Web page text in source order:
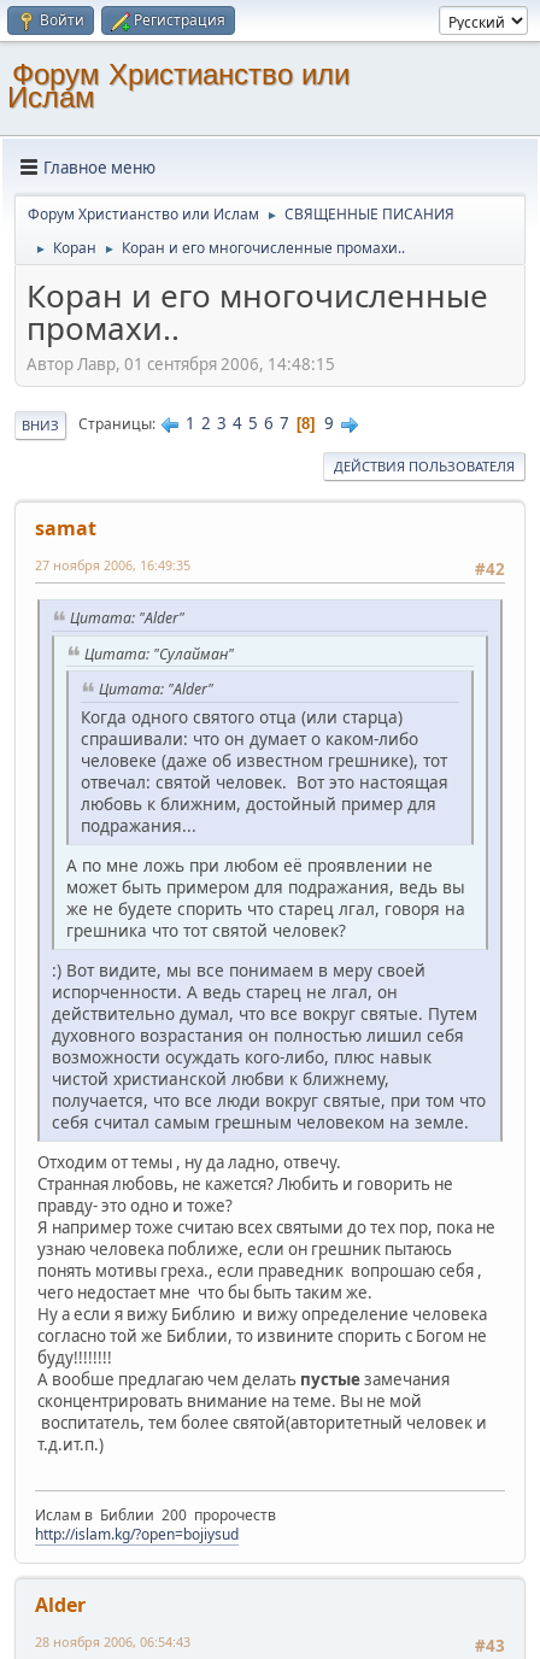
Войти Регистрация
Форум Христианство или
Ислам
Главное меню
Форум Христианство или Ислам ► СВЯЩЕННЫЕ ПИСАНИЯ
► Коран ► Коран и его многочисленные промахи..
Коран и его многочисленные
промахи..
Автор Лавр, 01 сентября 2006, 14:48:15
ВНИЗ Страницы 1 2 3 4 5 6 7 8 9
ДЕЙСТВИЯ ПОЛЬЗОВАТЕЛЯ
samat
#42
27 ноября 2006, 16:49:35
Цитата: "Alder"
Цитата: "Сулайман"
Цитата: "Alder"
Когда одного святого отца (или старца)
спрашивали: что он думает о каком-либо
человеке (даже об известном грешнике), тот
отвечал: святой человек. Вот это настоящая
любовь к ближним, достойный пример для
подражания...
А по мне ложь при любом её проявлении не
может быть примером для подражания, ведь вы
же не будете спорить что старец лгал, говоря на
грешника что тот святой человек?
:) Вот видите, мы все понимаем в меру своей
испорченности. А ведь старец не лгал, он
действительно думал, что все вокруг святые. Путем
духовного возрастания он полностью лишил себя
возможности осуждать кого-либо, плюс навык
чистой христианской любви к ближнему,
получается, что все люди вокруг святые, при том что
себя считал самым грешным человеком на земле.
Отходим от темы , ну да ладно, отвечу.
Странная любовь, не кажется? Любить и говорить не
правду- это одно и тоже?
Я например тоже считаю всех святыми до тех пор, пока не
узнаю человека поближе, если он грешник пытаюсь
понять мотивы греха., если праведник вопрошаю себя ,
чего недостает мне что бы быть таким же.
Ну а если я вижу Библию и вижу определение человека
согласно той же Библии, то извините спорить с Богом не
буду!!!!!!!!
А вообше предлагаю чем делать пустыезамечания
сконцентрировать внимание на теме. Вы не мой
воспитатель, тем более святой(авторитетный человек и
т.д.ит.п.)
Ислам в Библии 200 пророчеств
http://islam.kg/?open=bojiysud
Alder
#43
28 ноября 2006, 06:54:43